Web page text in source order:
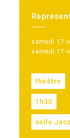
samedi 17
samedi 17
théâtre
1h30
salle